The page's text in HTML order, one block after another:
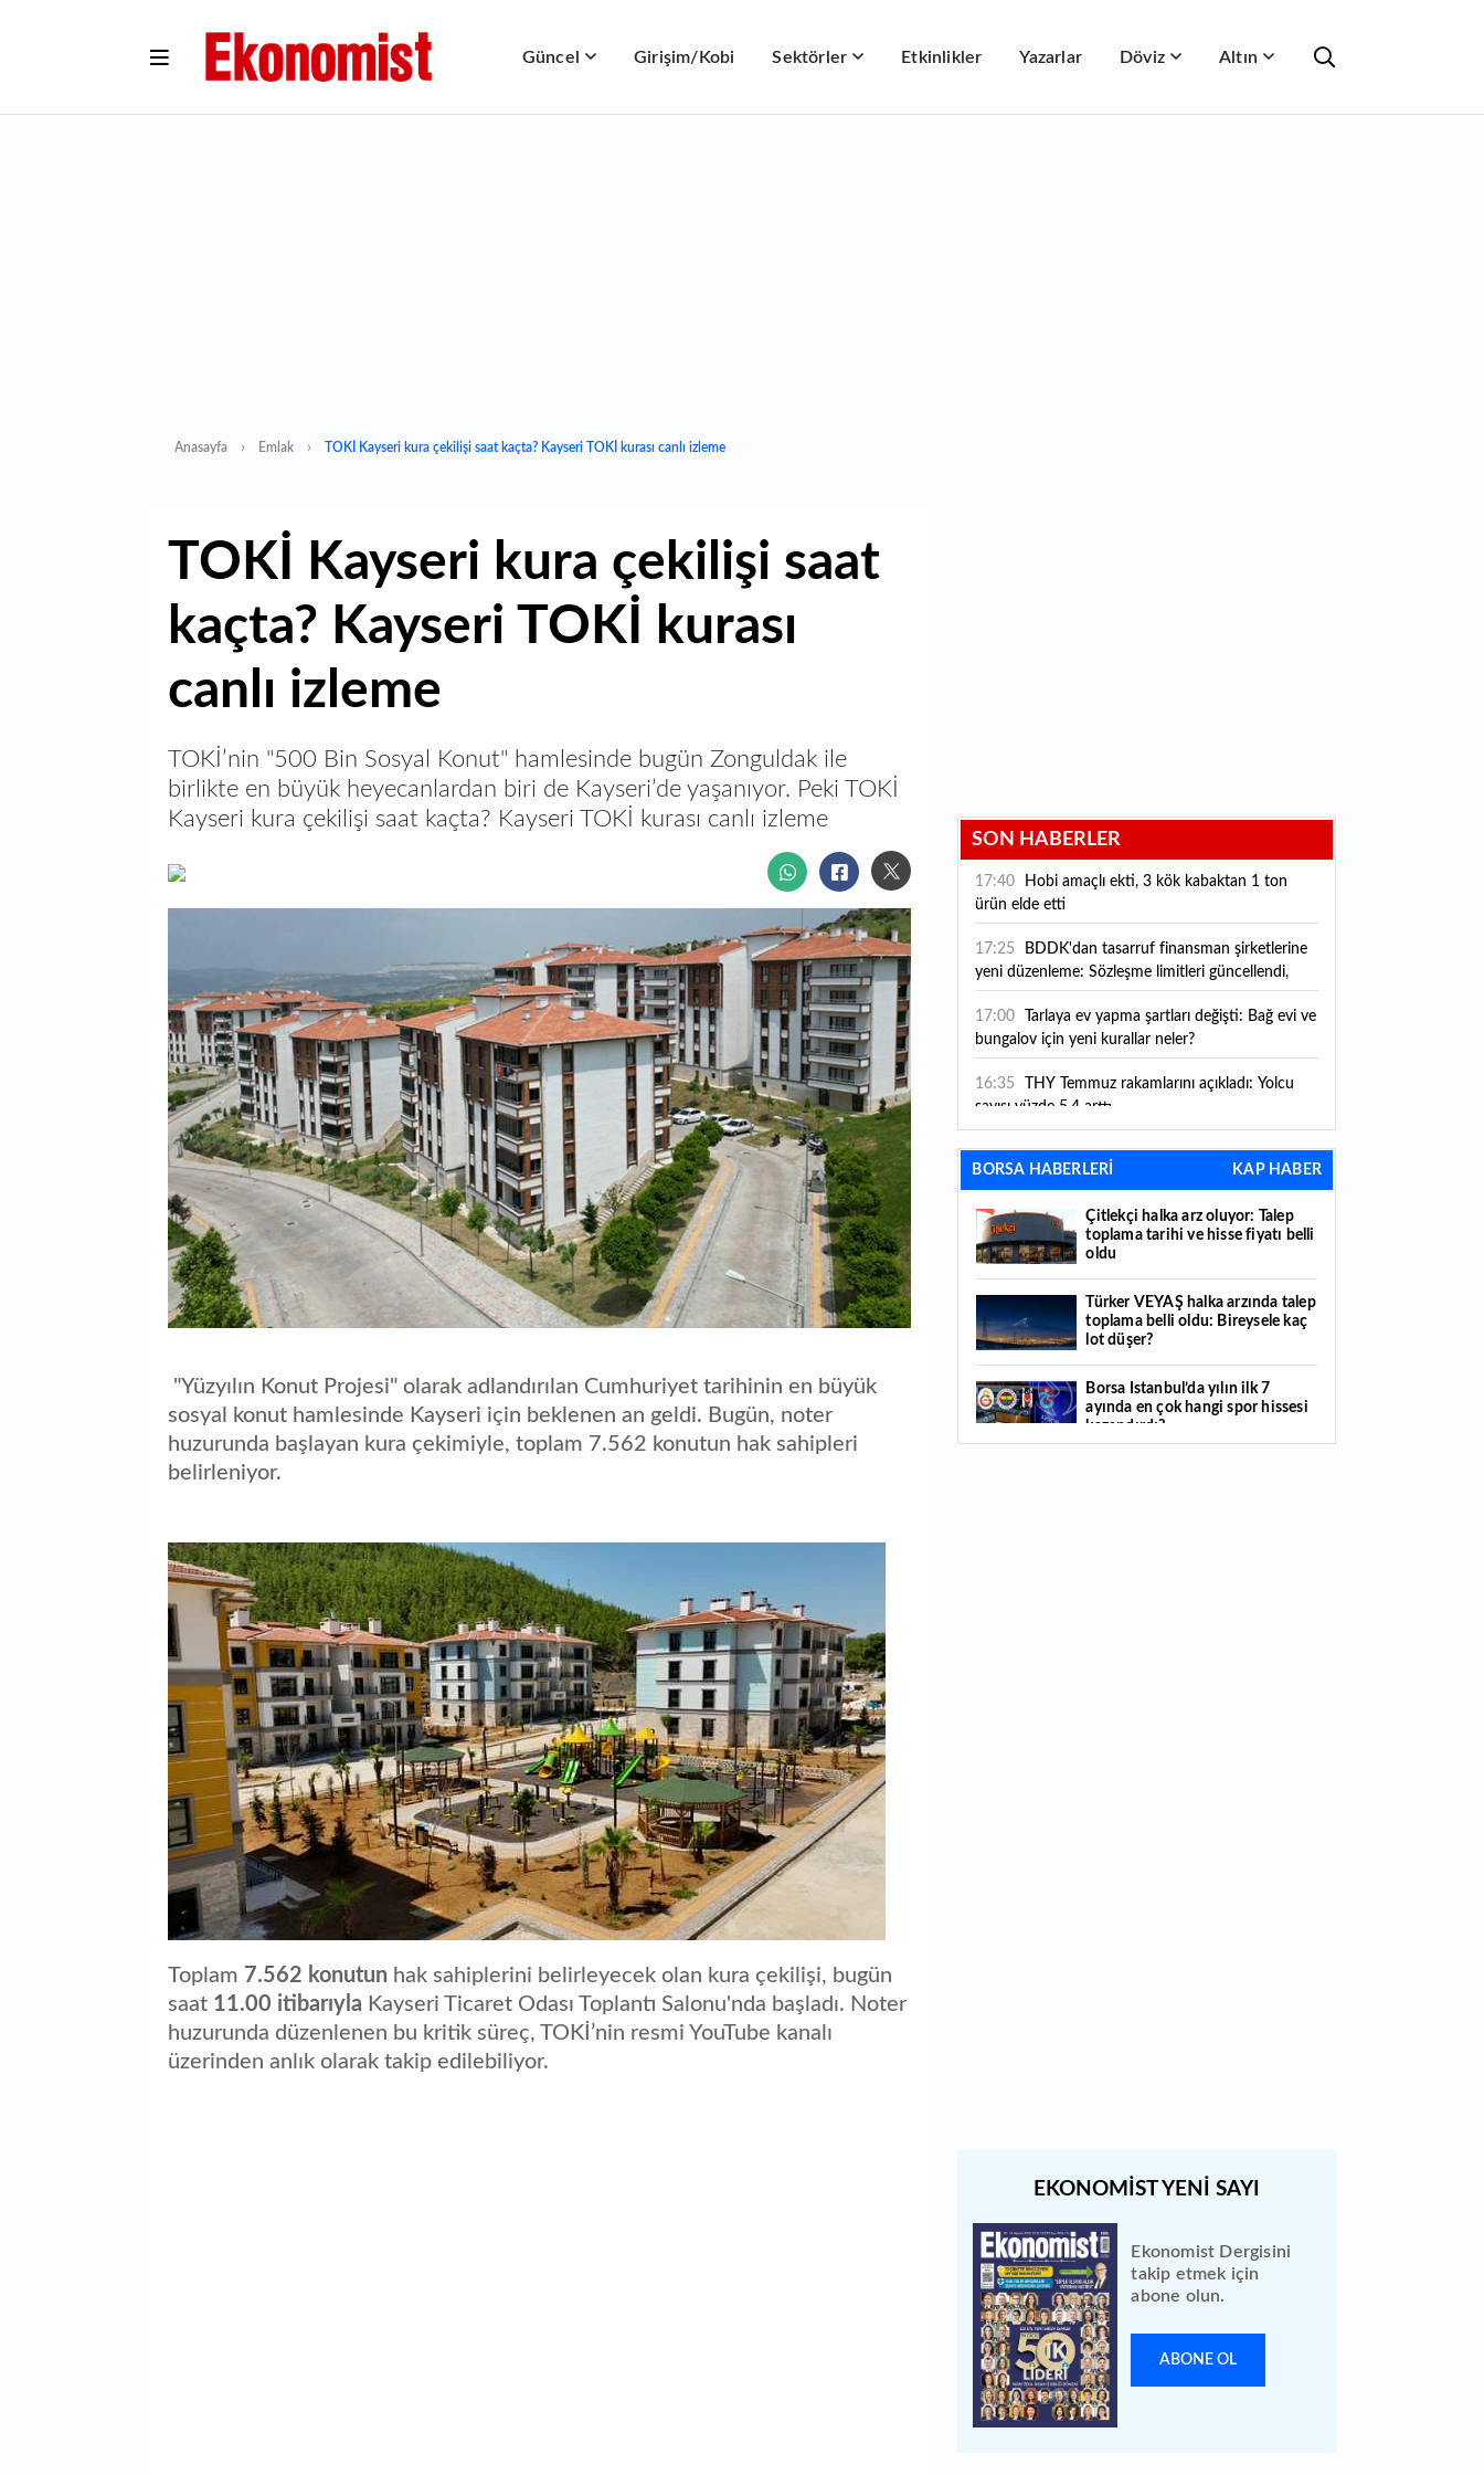
Güncel Girişim/Kobi Sektörler Etkinlikler Yazarlar Döviz Altın
Anasayfa Emlak TOKİ Kayseri kura çekilişi saat kaçta? Kayseri TOKİ kurası canlı izleme
TOKİ Kayseri kura çekilişi saat
kaçta? Kayseri TOKİ kurası
canlı izleme
TOKİ’nin "500 Bin Sosyal Konut" hamlesinde bugün Zonguldak ile
birlikte en büyük heyecanlardan biri de Kayseri’de yaşanıyor. Peki TOKİ
Kayseri kura çekilişi saat kaçta? Kayseri TOKİ kurası canlı izleme
"Yüzyılın Konut Projesi" olarak adlandırılan Cumhuriyet tarihinin en büyük
sosyal konut hamlesinde Kayseri için beklenen an geldi. Bugün, noter
huzurunda başlayan kura çekimiyle, toplam 7.562 konutun hak sahipleri
belirleniyor.
Toplam 7.562 konutun hak sahiplerini belirleyecek olan kura çekilişi, bugün
saat 11.00 itibarıyla Kayseri Ticaret Odası Toplantı Salonu'nda başladı. Noter
huzurunda düzenlenen bu kritik süreç, TOKİ’nin resmi YouTube kanalı
üzerinden anlık olarak takip edilebiliyor.
SON HABERLER
17:40
ürün elde etti
17:25
yeni düzenleme: Sözleşme limitleri güncellendi,
yeni kurallar yürürlüğe girdi
17:00
bungalov için yeni kurallar neler?
16:35
sayısı yüzde 5,4 arttı
16:27 Piyasaların beklediği veri geldi: ABD tarım
dışı istihdam rakamları açıklandı
16:24 Çitlekçi halka arz oluyor: Talep toplama
tarihi ve hisse fiyatı belli oldu
yapmak istediğini savundu
16:04 Boğaz’ın kıtaları birleştiren ruhu Memorial
16:01 Hafta sonu hava nasıl olacak?
BORSA HABERLERİ KAP HABER
Çitlekçi halka arz oluyor: Talep
toplama tarihi ve hisse fiyatı belli
oldu
Türker VEYAŞ halka arzında talep
toplama belli oldu: Bireysele kaç
lot düşer?
Borsa İstanbul’da yılın ilk 7
ayında en çok hangi spor hissesi
kazandırdı?
Ekonomist Dergisini
takip etmek için
abone olun.
ABONE OL